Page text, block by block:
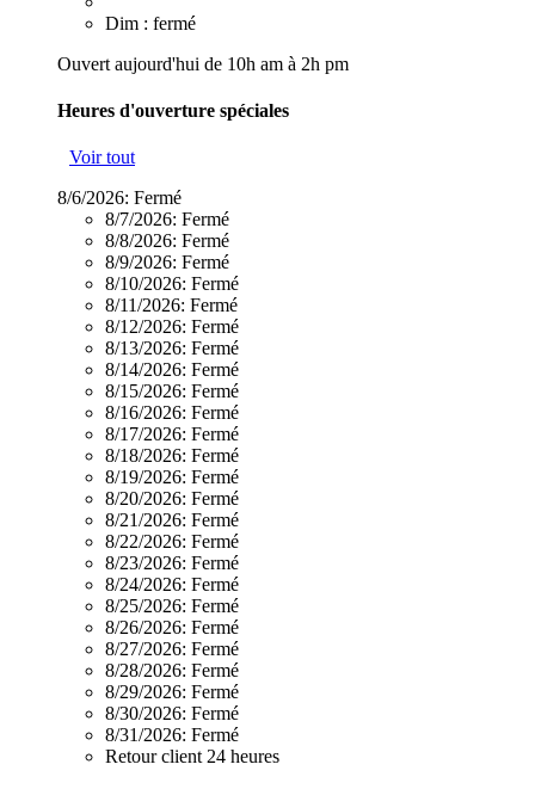
Dim : fermé
Ouvert aujourd'hui de 10h am à 2h pm
Heures d'ouverture spéciales
Voir tout
8/6/2026: Fermé
8/7/2026: Fermé
8/8/2026: Fermé
8/9/2026: Fermé
8/10/2026: Fermé
8/11/2026: Fermé
8/12/2026: Fermé
8/13/2026: Fermé
8/14/2026: Fermé
8/15/2026: Fermé
8/16/2026: Fermé
8/17/2026: Fermé
8/18/2026: Fermé
8/19/2026: Fermé
8/20/2026: Fermé
8/21/2026: Fermé
8/22/2026: Fermé
8/23/2026: Fermé
8/24/2026: Fermé
8/25/2026: Fermé
8/26/2026: Fermé
8/27/2026: Fermé
8/28/2026: Fermé
8/29/2026: Fermé
8/30/2026: Fermé
8/31/2026: Fermé
Retour client 24 heures